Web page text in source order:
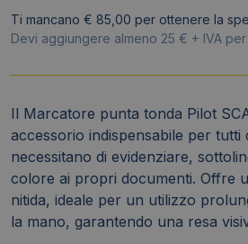
mm
-
Ti mancano € 85,00 per ottenere la
Devi aggiungere almeno 25 € + IVA
Il Marcatore punta tonda Pilot
accessorio indispensabile per tutti
necessitano di evidenziare,
colore ai propri documenti. Offre
nitida, ideale per un utilizzo
la mano, garantendo una resa